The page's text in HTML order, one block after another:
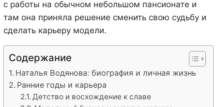
с работы на обычном небольшом пансионате и
там она приняла решение сменить свою судьбу и
сделать карьеру модели.
Содержание
Наталья Водянова: биография и личная жизнь
Ранние годы и карьера
Детство и восхождение к славе